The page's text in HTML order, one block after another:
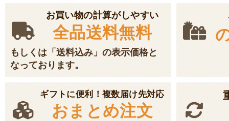
お買い物の計算がしやすい
全品送料無料
もしくは「送料込み」の表示価格と
なっております。
ギフトに便利！複数届け先対応
おまとめ注文